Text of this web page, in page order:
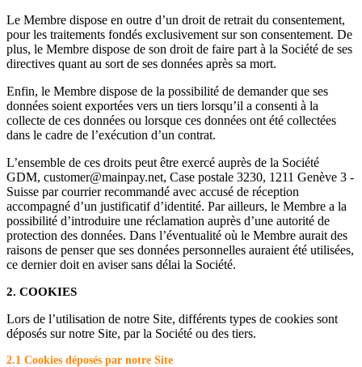
Le Membre dispose en outre d’un droit de retrait du consentement,
pour les traitements fondés exclusivement sur son consentement. De
plus, le Membre dispose de son droit de faire part à la Société de ses
directives quant au sort de ses données après sa mort.
Enfin, le Membre dispose de la possibilité de demander que ses
données soient exportées vers un tiers lorsqu’il a consenti à la
collecte de ces données ou lorsque ces données ont été collectées
dans le cadre de l’exécution d’un contrat.
L’ensemble de ces droits peut être exercé auprès de la Société
GDM, customer@mainpay.net, Case postale 3230, 1211 Genève 3 -
Suisse par courrier recommandé avec accusé de réception
accompagné d’un justificatif d’identité. Par ailleurs, le Membre a la
possibilité d’introduire une réclamation auprès d’une autorité de
protection des données. Dans l’éventualité où le Membre aurait des
raisons de penser que ses données personnelles auraient été utilisées,
ce dernier doit en aviser sans délai la Société.
2. COOKIES
Lors de l’utilisation de notre Site, différents types de cookies sont
déposés sur notre Site, par la Société ou des tiers.
2.1 Cookies déposés par notre Site